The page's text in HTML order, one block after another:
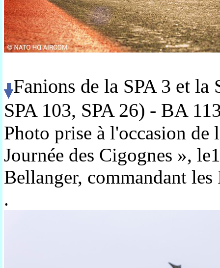
Fanions de la SPA 3 et la
SPA 103, SPA 26) - BA
Photo prise à l'occasion
Journée des Cigognes »,
Bellanger, commandant les
.